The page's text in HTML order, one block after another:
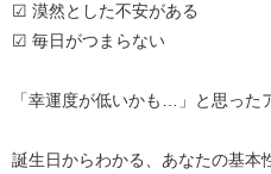
☑ 漠然とした不安がある
☑ 毎日がつまらない
「幸運度が低いかも…」と思った
誕生日からわかる、あなたの基本